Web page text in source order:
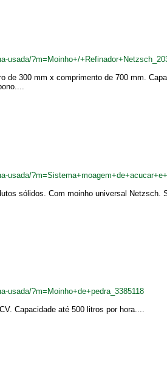
usada/?m=Moinho+/
de 300 mm x comprimento de 700 mm.
usada/
sólidos. Com moinho universal Netzsch.
usada/?m=Moinho+de+pedra_3385118
Capacidade até 500 litros por hora....